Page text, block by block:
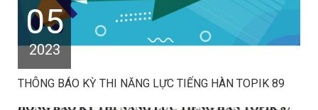
05
2023
THÔNG BÁO KỲ THI NĂNG LỰC TIẾNG HÀN TOPIK 89